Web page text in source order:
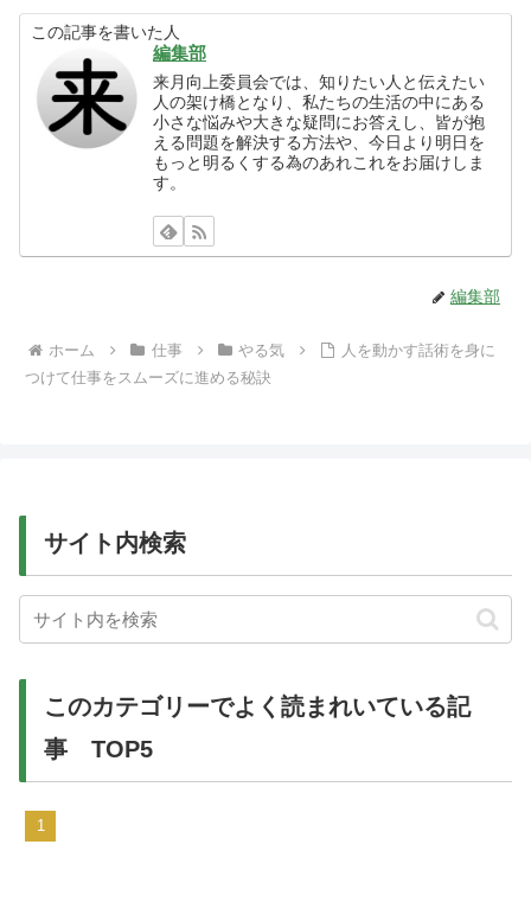
この記事を書いた人
編集部
来月向上委員会では、知りたい人と伝えたい
人の架け橋となり、私たちの生活の中にある
小さな悩みや大きな疑問にお答えし、皆が抱
える問題を解決する方法や、今日より明日を
もっと明るくする為のあれこれをお届けしま
す。
編集部
ホーム 仕事 やる気
人を動かす話術を身に
つけて仕事をスムーズに進める秘訣
サイト内検索
このカテゴリーでよく読まれいている記
事 TOP5